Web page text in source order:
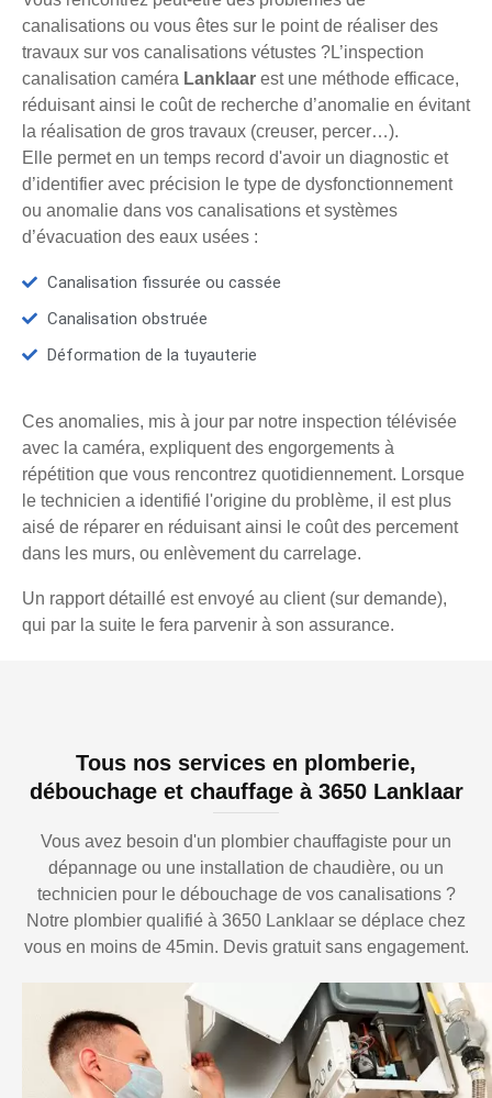
canalisations ou vous êtes sur le point de réaliser des
travaux sur vos canalisations vétustes ?L’inspection
canalisation caméra Lanklaar est une méthode efficace,
réduisant ainsi le coût de recherche d’anomalie en évitant
la réalisation de gros travaux (creuser, percer…).
Elle permet en un temps record d'avoir un diagnostic et
d’identifier avec précision le type de dysfonctionnement
ou anomalie dans vos canalisations et systèmes
d’évacuation des eaux usées :
Canalisation fissurée ou cassée
Canalisation obstruée
Déformation de la tuyauterie
Ces anomalies, mis à jour par notre inspection télévisée
avec la caméra, expliquent des engorgements à
répétition que vous rencontrez quotidiennement. Lorsque
le technicien a identifié l'origine du problème, il est plus
aisé de réparer en réduisant ainsi le coût des percement
dans les murs, ou enlèvement du carrelage.
Un rapport détaillé est envoyé au client (sur demande),
qui par la suite le fera parvenir à son assurance.
Tous nos services en plomberie,
débouchage et chauffage à 3650 Lanklaar
Vous avez besoin d'un plombier chauffagiste pour un
dépannage ou une installation de chaudière, ou un
technicien pour le débouchage de vos canalisations ?
Notre plombier qualifié à 3650 Lanklaar se déplace chez
vous en moins de 45min. Devis gratuit sans engagement.